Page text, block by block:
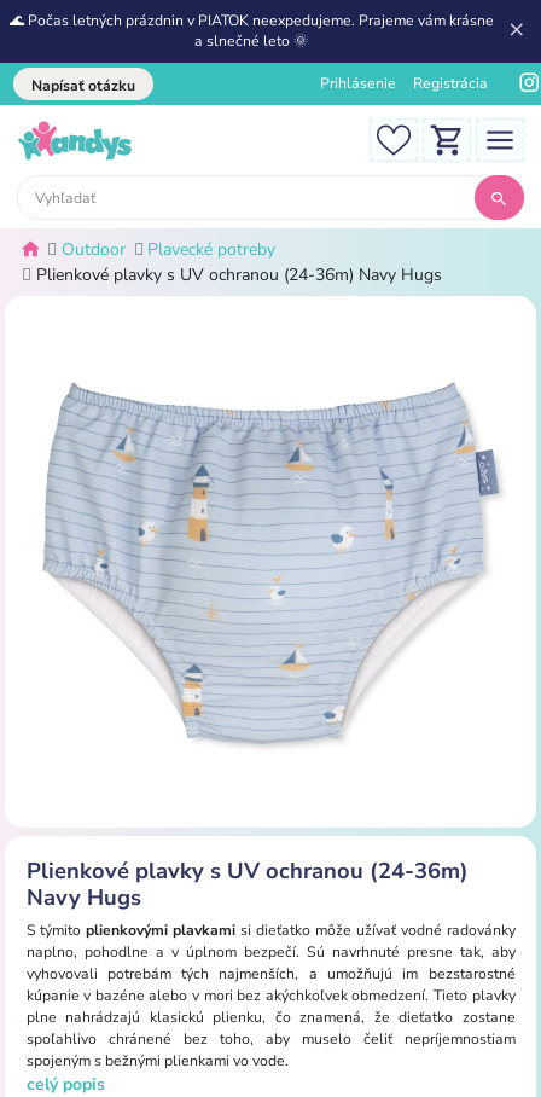
🌊 Počas letných prázdnin v PIATOK neexpedujeme. Prajeme vám krásne
a slnečné leto 🌞
Napísať otázku Prihlásenie Registrácia
Outdoor
Plavecké potreby
Plienkové plavky s UV ochranou (24-36m) Navy Hugs
Plienkové plavky s UV ochranou (24-36m)
Navy Hugs
S týmitoplienkovými plavkami si dieťatko môže užívať vodné radovánky
naplno, pohodlne a v úplnom bezpečí. Sú navrhnuté presne tak, aby
vyhovovali potrebám tých najmenších, a umožňujú im bezstarostné
kúpanie v bazéne alebo v mori bez akýchkoľvek obmedzení. Tieto plavky
plne nahrádzajú klasickú plienku, čo znamená, že dieťatko zostane
spoľahlivo chránené bez toho, aby muselo čeliť nepríjemnostiam
spojeným s bežnými plienkami vo vode.
celý popis